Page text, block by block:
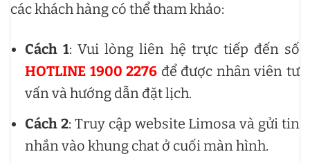
các khách hàng có thể tham khảo:
Cách 1: Vui lòng liên hệ trực tiếp đến số
HOTLINE 1900 2276 để được nhân viên tư
vấn và hướng dẫn đặt lịch.
Cách 2: Truy cập website Limosa và gửi tin
nhắn vào khung chat ở cuối màn hình.